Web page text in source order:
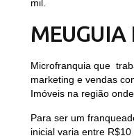
mil.
Microfranquia que
marketing e vendas
Imóveis na região onde
Para ser um
inicial varia entre R$10